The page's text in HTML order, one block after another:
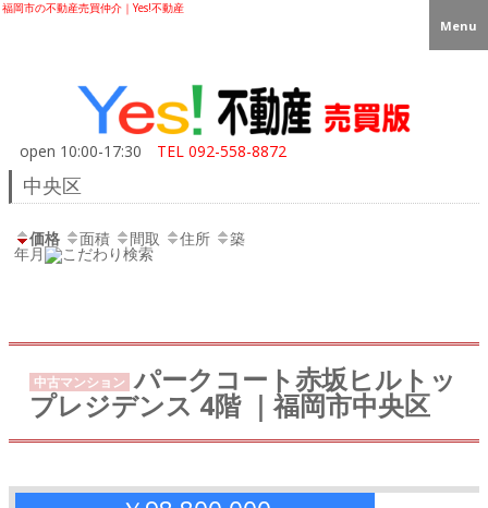
福岡市の不動産売買仲介｜Yes!不動産
open 10:00-17:30 TEL 092-558-8872
Menu
中央区
価格 面積 間取 住所 築
年月
中古マンション パークコート赤坂ヒルトッ
プレジデンス 4階 ｜福岡市中央区